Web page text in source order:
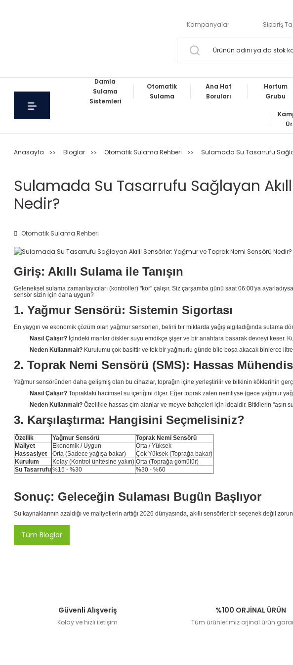
Kampanyalar Sipariş
Damla
Sulama
Sistemleri
Otomatik
Sulama
Ana Hat
Boruları
Hortum
Grubu
Anasayfa Bloglar Otomatik Sulama Rehberi Sulamada Su Tasarrufu
Sulamada Su Tasarrufu Sağlayan
Nedir?
Otomatik Sulama Rehberi
Giriş: Akıllı Sulama ile Tanışın
Geleneksel sulama zamanlayıcıları (kontroller) "kör" çalışır. Siz çarşamba günü saat 06:00'ya
sensör sizin için daha uygun?
1. Yağmur Sensörü: Sistemin Sigortası
En yaygın ve ekonomik çözüm olan yağmur sensörleri, belirli bir miktarda yağış algıladığında sulama
Nasıl Çalışır? İçindeki mantar diskler suyu emdikçe şişer ve bir anahtara basarak devreyi keser.
Neden Kullanmalı? Kurulumu çok basittir ve tek bir yağmurlu günde bile boşa akacak binlerce
2. Toprak Nemi Sensörü (SMS): Hassas
Yağmur sensöründen daha gelişmiş olan bu cihazlar, toprağın içine yerleştirilir ve bitkinin köklerinin
Nasıl Çalışır? Topraktaki hacimsel su içeriğini ölçer. Eğer toprak zaten nemliyse (gece yağmur
Neden Kullanmalı? Özellikle hassas çim alanlar ve meyve bahçeleri için idealdir. Bitkilerin "aşırı
3. Karşılaştırma: Hangisini Seçmelisiniz?
Özellik Yağmur Sensörü
Toprak Nemi Sensörü
Maliyet
Ekonomik / Uygun
Orta / Yüksek
Hassasiyet
Orta (Sadece yağışa bakar)
Çok Yüksek (Toprağa bakar)
Kurulum
Kolay (Kontrol ünitesine yakın) Orta (Toprağa gömülür)
Su Tasarrufu %15 - %30 %30 - %60
Sonuç: Geleceğin Sulaması Bugün Başlıyor
Su kaynaklarının azaldığı ve maliyetlerin arttığı 2026 dünyasında, akıllı sensörler bir seçenek değil
Tüm Bloglar
Güvenli Alışveriş
Kolay ve hızlı iletişim
%100 ORJİNAL ÜRÜN
Tüm ürünlerimiz orjinal ürün